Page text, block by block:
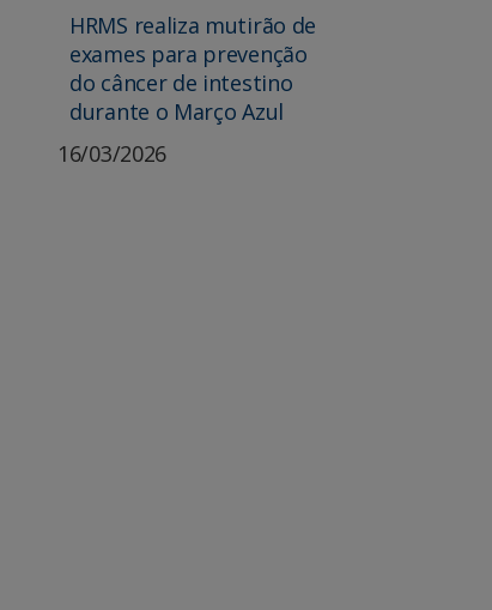
HRMS realiza mutirão de
exames para prevenção
do câncer de intestino
durante o Março Azul
16/03/2026